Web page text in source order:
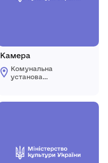
Камера
Комунальна
установа
краєзнавчий музей»